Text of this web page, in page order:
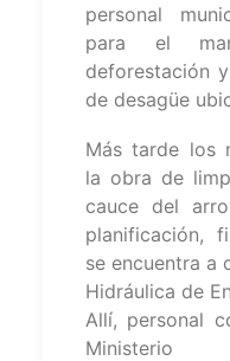
personal
para el
deforestación
de desagüe
Más tarde los
la obra de
cauce del
planificación,
se encuentra a
Hidráulica de
Allí, personal
Ministerio